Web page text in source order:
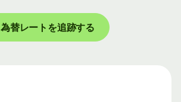
為替レートを追跡する